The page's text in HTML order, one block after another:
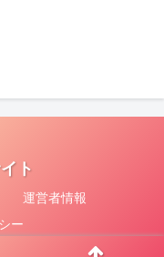
ト
運営者情報
ー